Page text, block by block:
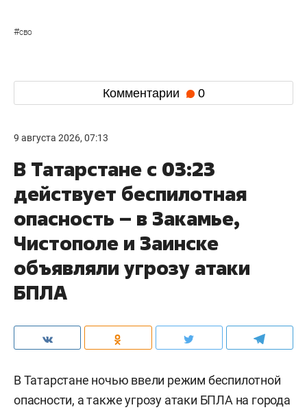
#сво
Комментарии 0
9 августа 2026, 07:13
В Татарстане с 03:23
действует беспилотная
опасность – в Закамье,
Чистополе и Заинске
объявляли угрозу атаки
БПЛА
В Татарстане ночью ввели режим беспилотной
опасности, а также угрозу атаки БПЛА на города